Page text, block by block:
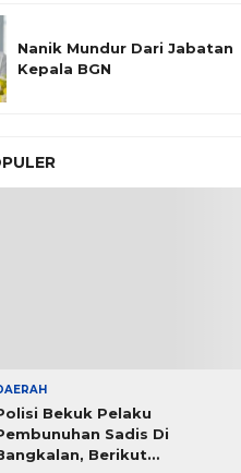
Nanik Mundur Dari Jabatan
Kepala BGN
Bekuk Pelaku
Sadis Di
Berikut